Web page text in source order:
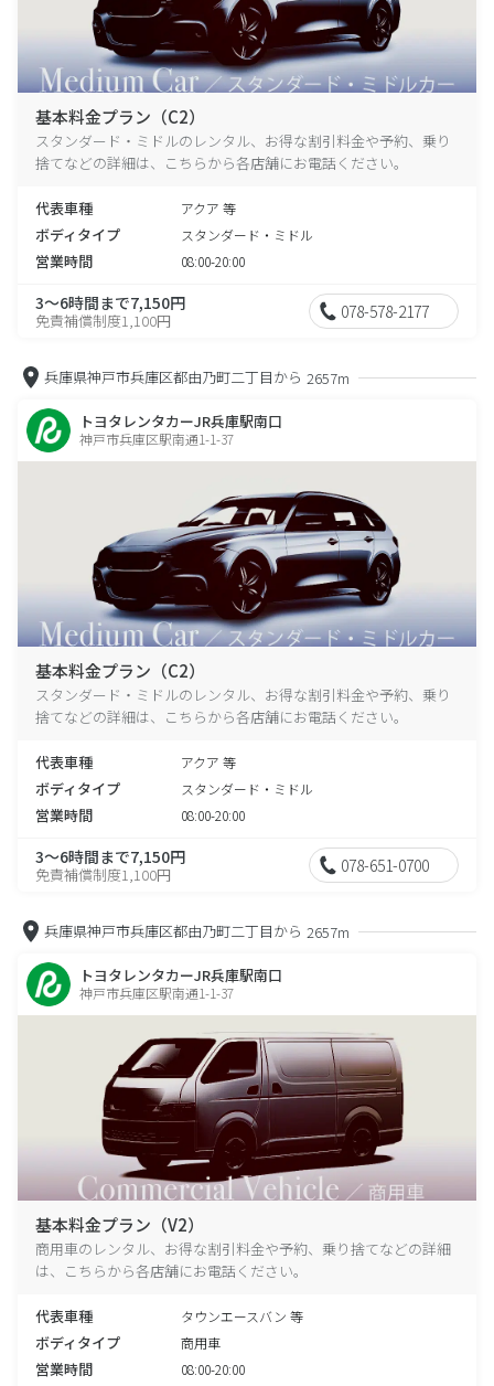
基本料金プラン（C2）
スタンダード・ミドルのレンタル、お得な割引料金や予約、乗り
捨てなどの詳細は、こちらから各店舗にお電話ください。
代表車種 アクア 等
ボディタイプ スタンダード・ミドル
営業時間 08:00-20:00
3～6時間まで7,150円
免責補償制度1,100円 078-578-2177
兵庫県神戸市兵庫区都由乃町二丁目から 2657m
トヨタレンタカーJR兵庫駅南口
神戸市兵庫区駅南通1-1-37
基本料金プラン（C2）
スタンダード・ミドルのレンタル、お得な割引料金や予約、乗り
捨てなどの詳細は、こちらから各店舗にお電話ください。
代表車種 アクア 等
ボディタイプ スタンダード・ミドル
営業時間 08:00-20:00
3～6時間まで7,150円
免責補償制度1,100円 078-651-0700
兵庫県神戸市兵庫区都由乃町二丁目から 2657m
トヨタレンタカーJR兵庫駅南口
神戸市兵庫区駅南通1-1-37
基本料金プラン（V2）
商用車のレンタル、お得な割引料金や予約、乗り捨てなどの詳細
は、こちらから各店舗にお電話ください。
代表車種 タウンエースバン 等
ボディタイプ 商用車
営業時間 08:00-20:00